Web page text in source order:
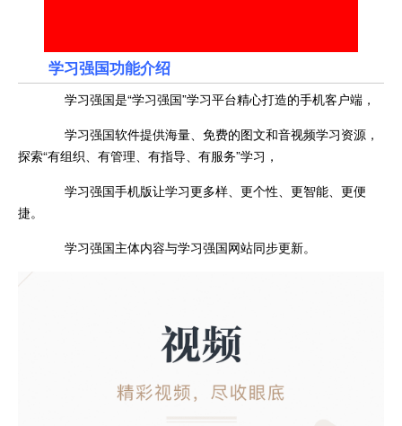
学习强国功能介绍
学习强国是“学习强国”学习平台精心打造的手机客户端，
学习强国软件提供海量、免费的图文和音视频学习资源，
探索“有组织、有管理、有指导、有服务”学习，
学习强国手机版让学习更多样、更个性、更智能、更便
捷。
学习强国主体内容与学习强国网站同步更新。